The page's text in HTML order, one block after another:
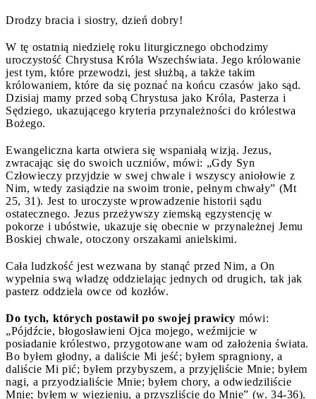
Drodzy bracia i siostry, dzień dobry!
W tę ostatnią niedzielę roku liturgicznego obchodzimy
uroczystość Chrystusa Króla Wszechświata. Jego królowanie
jest tym, które przewodzi, jest służbą, a także takim
królowaniem, które da się poznać na końcu czasów jako sąd.
Dzisiaj mamy przed sobą Chrystusa jako Króla, Pasterza i
Sędziego, ukazującego kryteria przynależności do królestwa
Bożego.
Ewangeliczna karta otwiera się wspaniałą wizją. Jezus,
zwracając się do swoich uczniów, mówi: „Gdy Syn
Człowieczy przyjdzie w swej chwale i wszyscy aniołowie z
Nim, wtedy zasiądzie na swoim tronie, pełnym chwały” (Mt
25, 31). Jest to uroczyste wprowadzenie historii sądu
ostatecznego. Jezus przeżywszy ziemską egzystencję w
pokorze i ubóstwie, ukazuje się obecnie w przynależnej Jemu
Boskiej chwale, otoczony orszakami anielskimi.
Cała ludzkość jest wezwana by stanąć przed Nim, a On
wypełnia swą władzę oddzielając jednych od drugich, tak jak
pasterz oddziela owce od kozłów.
Do tych, których postawił po swojej prawicy mówi:
„Pójdźcie, błogosławieni Ojca mojego, weźmijcie w
posiadanie królestwo, przygotowane wam od założenia świata.
Bo byłem głodny, a daliście Mi jeść; byłem spragniony, a
daliście Mi pić; byłem przybyszem, a przyjęliście Mnie; byłem
nagi, a przyodzialiście Mnie; byłem chory, a odwiedziliście
Mnie; byłem w więzieniu, a przyszliście do Mnie” (w. 34-36).